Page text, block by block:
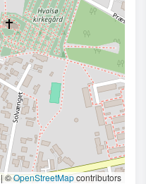
|©OpenStreetMapcontributors